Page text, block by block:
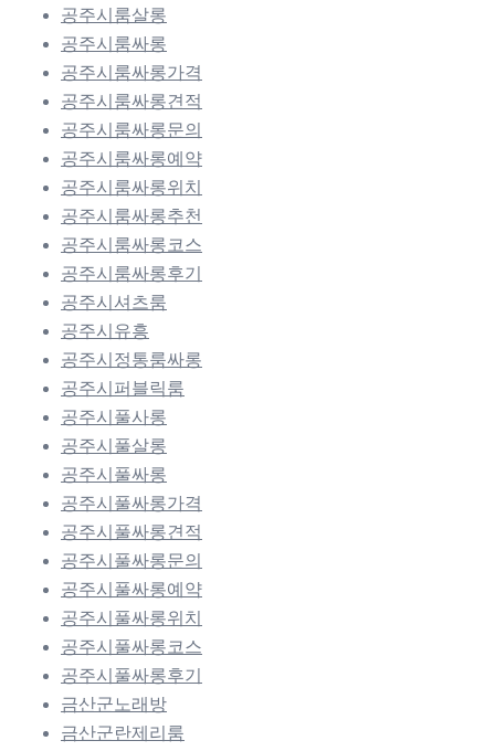
공주시룸살롱
공주시룸싸롱
공주시룸싸롱가격
공주시룸싸롱견적
공주시룸싸롱문의
공주시룸싸롱예약
공주시룸싸롱위치
공주시룸싸롱추천
공주시룸싸롱코스
공주시룸싸롱후기
공주시셔츠룸
공주시유흥
공주시정통룸싸롱
공주시퍼블릭룸
공주시풀사롱
공주시풀살롱
공주시풀싸롱
공주시풀싸롱가격
공주시풀싸롱견적
공주시풀싸롱문의
공주시풀싸롱예약
공주시풀싸롱위치
공주시풀싸롱코스
공주시풀싸롱후기
금산군노래방
금산군란제리룸